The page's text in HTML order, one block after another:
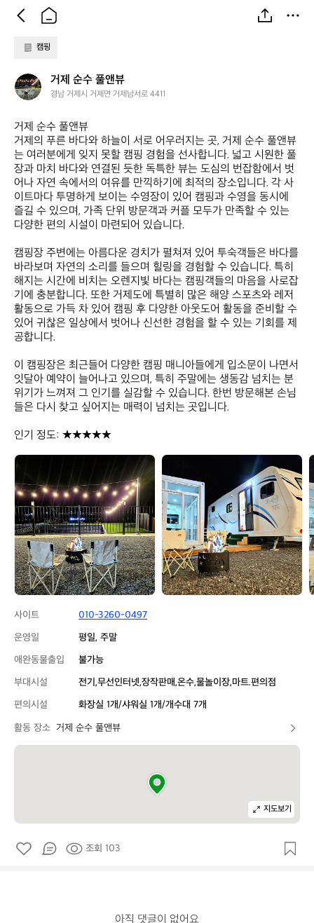
캠핑
거
제
수
풀
앤
뷰
거제 순수 풀앤뷰
경남 거제시 거제면 거제남서로 4411
거제 순수 풀앤뷰
거제의 푸른 바다와 하늘이 서로 어우러지는 곳, 거제 순수 풀앤뷰
는 여러분에게 잊지 못할 캠핑 경험을 선사합니다. 넓고 시원한 풀
장과 마치 바다와 연결된 듯한 독특한 뷰는 도심의 번잡함에서 벗
어나 자연 속에서의 여유를 만끽하기에 최적의 장소입니다. 각 사
이트마다 투명하게 보이는 수영장이 있어 캠핑과 수영을 동시에
즐길 수 있으며, 가족 단위 방문객과 커플 모두가 만족할 수 있는
다양한 편의 시설이 마련되어 있습니다.
캠핑장 주변에는 아름다운 경치가 펼쳐져 있어 투숙객들은 바다를
바라보며 자연의 소리를 들으며 힐링을 경험할 수 있습니다. 특히
해지는 시간에 비치는 오렌지빛 바다는 캠핑객들의 마음을 사로잡
기에 충분합니다. 또한 거제도에 특별히 많은 해양 스포츠와 레저
활동으로 가득 차 있어 캠핑 후 다양한 아웃도어 활동을 준비할 수
있어 귀찮은 일상에서 벗어나 신선한 경험을 할 수 있는 기회를 제
공합니다.
이 캠핑장은 최근들어 다양한 캠핑 매니아들에게 입소문이 나면서
잇달아 예약이 늘어나고 있으며, 특히 주말에는 생동감 넘치는 분
위기가 느껴져 그 인기를 실감할 수 있습니다. 한번 방문해본 손님
들은 다시 찾고 싶어지는 매력이 넘치는 곳입니다.
인기 정도: ★★★★★
거
순
수
풀
앤
뷰
거
제
순
수
풀
앤
뷰
사이트
010-3260-0497
운영일
평일, 주말
애완동물출입
불가능
부대시설
전기,무선인터넷,장작판매,온수,물놀이장,마트.편의점
편의시설
화장실 1개/샤워실 1개/개수대 7개
활동 장소 거제 순수 풀앤뷰
지도보기
조회 103
아직 댓글이 없어요